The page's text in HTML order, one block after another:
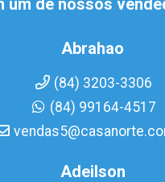
um de nossos
Abrahao
(84) 3203-3306
(84) 99164-4517
Adeilson